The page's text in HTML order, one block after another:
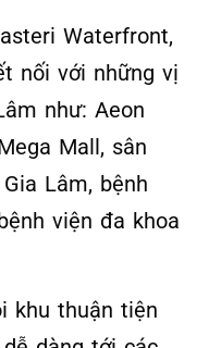
Waterfront,
nối với những vị
như: Aeon
Mall, sân
Lâm, bệnh
viện đa khoa
khu thuận tiện